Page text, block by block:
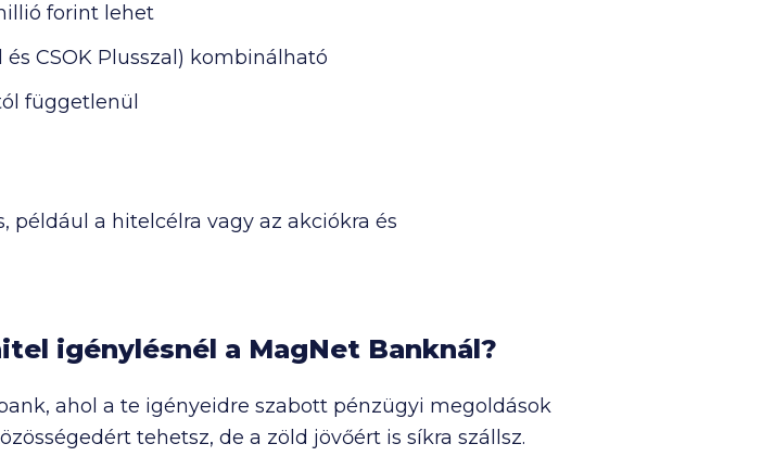
is!
forint lehet
CSOK Plusszal) kombinálható
függetlenül
a hitelcélra vagy az akciókra és
igénylésnél a MagNet Banknál?
ahol a te igényeidre szabott pénzügyi megoldások
tehetsz, de a zöld jövőért is síkra szállsz.